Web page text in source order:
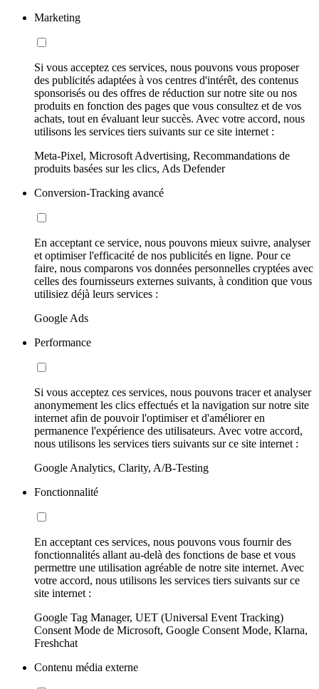
Marketing
Si vous acceptez ces services, nous pouvons vous proposer
des publicités adaptées à vos centres d'intérêt, des contenus
sponsorisés ou des offres de réduction sur notre site ou nos
produits en fonction des pages que vous consultez et de vos
achats, tout en évaluant leur succès. Avec votre accord, nous
utilisons les services tiers suivants sur ce site internet :
Meta-Pixel, Microsoft Advertising, Recommandations de
produits basées sur les clics, Ads Defender
Conversion-Tracking avancé
En acceptant ce service, nous pouvons mieux suivre, analyser
et optimiser l'efficacité de nos publicités en ligne. Pour ce
faire, nous comparons vos données personnelles cryptées avec
celles des fournisseurs externes suivants, à condition que vous
utilisiez déjà leurs services :
Google Ads
Performance
Si vous acceptez ces services, nous pouvons tracer et analyser
anonymement les clics effectués et la navigation sur notre site
internet afin de pouvoir l'optimiser et d'améliorer en
permanence l'expérience des utilisateurs. Avec votre accord,
nous utilisons les services tiers suivants sur ce site internet :
Google Analytics, Clarity, A/B-Testing
Fonctionnalité
En acceptant ces services, nous pouvons vous fournir des
fonctionnalités allant au-delà des fonctions de base et vous
permettre une utilisation agréable de notre site internet. Avec
votre accord, nous utilisons les services tiers suivants sur ce
site internet :
Google Tag Manager, UET (Universal Event Tracking)
Consent Mode de Microsoft, Google Consent Mode, Klarna,
Freshchat
Contenu média externe